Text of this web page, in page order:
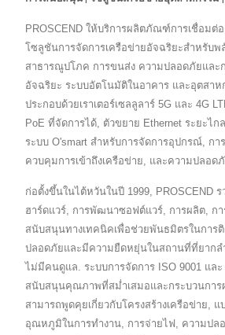
PROSCEND ให้บริการผลิตภัณฑ์การเชื่อมต่
โซลูชันการจัดการเครือข่ายอัจฉริยะสำหรับพ
สาธารณูปโภค การขนส่ง ความปลอดภัยและก
อัจฉริยะ ระบบอัตโนมัติในอาคาร และอุตสา
ประกอบด้วยเราเตอร์เซลลูลาร์ 5G และ 4G
PoE ที่จัดการได้, ตัวขยาย Ethernet ระยะไก
ระบบ O'smart สำหรับการจัดการอุปกรณ์, กา
ควบคุมการเข้าถึงเครือข่าย, และความปลอด
ก่อตั้งขึ้นในไต้หวันในปี 1999, PROSCEND
ฮาร์ดแวร์, การพัฒนาซอฟต์แวร์, การผลิต, ก
สนับสนุนทางเทคนิคเพื่อช่วยพันธมิตรในการติ
ปลอดภัยและมีความยืดหยุ่นในสถานที่ที่ยากล
ไม่มีคนดูแล. ระบบการจัดการ ISO 9001 และ
สนับสนุนคุณภาพที่สม่ำเสมอและกระบวนกา
สามารถพูดคุยเกี่ยวกับโครงสร้างเครือข่าย,
อุณหภูมิในการทำงาน, การจ่ายไฟ, ความปล